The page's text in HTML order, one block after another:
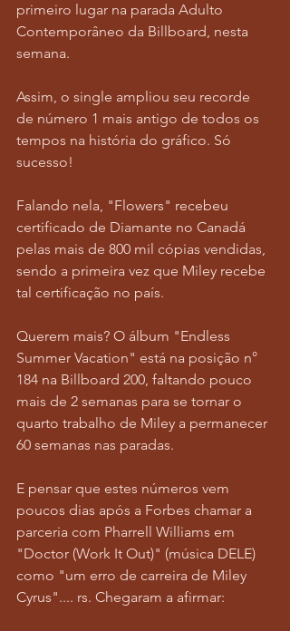
primeiro lugar na parada Adulto
Contemporâneo da Billboard, nesta
semana.
Assim, o single ampliou seu recorde
de número 1 mais antigo de todos os
tempos na história do gráfico. Só
sucesso!
Falando nela, "Flowers" recebeu
certificado de Diamante no Canadá
pelas mais de 800 mil cópias vendidas,
sendo a primeira vez que Miley recebe
tal certificação no país.
Querem mais? O álbum "Endless
Summer Vacation" está na posição n°
184 na Billboard 200, faltando pouco
mais de 2 semanas para se tornar o
quarto trabalho de Miley a permanecer
60 semanas nas paradas.
E pensar que estes números vem
poucos dias após a Forbes chamar a
parceria com Pharrell Williams em
"Doctor (Work It Out)" (música DELE)
como "um erro de carreira de Miley
Cyrus".... rs. Chegaram a afirmar: